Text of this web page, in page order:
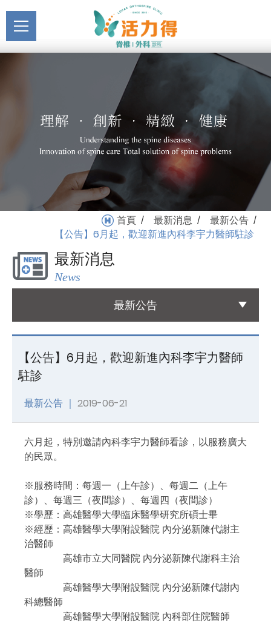
【公告】6月起，歡迎新進
內科李宇力醫師駐診_最新
公告_最新消息 | 活力得脊
主選單關於活力得
醫療服務
Medical Service
Registration
就醫指南
Medical Instruction
衛教專區
Health Education
友善連結
Links
聯絡我們
Contact
首頁 / 最新消息 / 最新公告 /
【公告】6月起，歡迎新進內科李宇力醫師駐診
最新消息
News
最新公告
【公告】6月起，歡迎新進內科李宇力醫師
駐診
最新公告 ｜ 2019-06-21
六月起，特別邀請內科李宇力醫師看診，以服務廣大
的民眾。
※服務時間：每週一（上午診）、每週二（上午
診）、每週三（夜間診）、每週四（夜間診）
※學歷：高雄醫學大學臨床醫學研究所碩士畢
※經歷：高雄醫學大學附設醫院 內分泌新陳代謝主
治醫師
高雄市立大同醫院 內分泌新陳代謝科主治
醫師
高雄醫學大學附設醫院 內分泌新陳代謝內
科總醫師
高雄醫學大學附設醫院 內科部住院醫師